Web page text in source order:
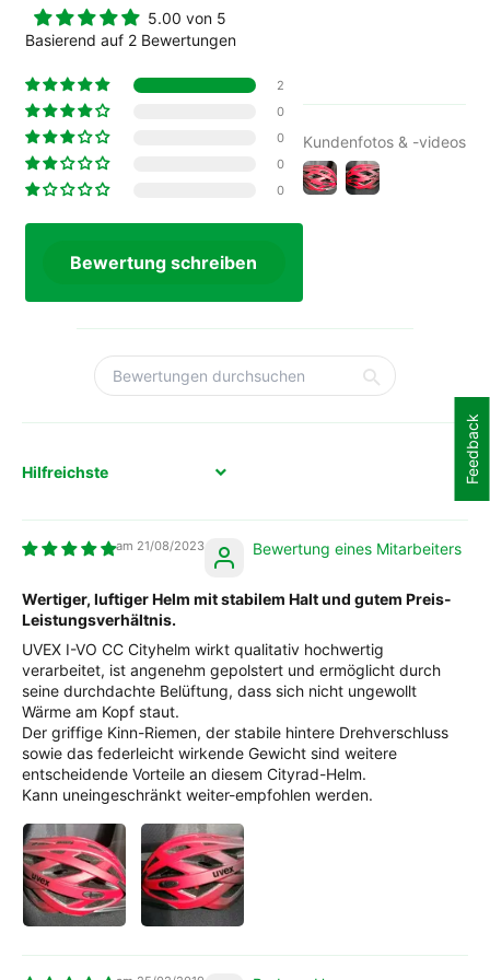
5.00 von 5
Basierend auf 2 Bewertungen
2
0
0
0
0
Bewertung schreiben
Kundenfotos & -videos
Sort by
21/08/2023 Bewertung eines Mitarbeiters
Wertiger, luftiger Helm mit stabilem Halt und gutem Preis-
Leistungsverhältnis.
UVEX I-VO CC Cityhelm wirkt qualitativ hochwertig
verarbeitet, ist angenehm gepolstert und ermöglicht durch
seine durchdachte Belüftung, dass sich nicht ungewollt
Wärme am Kopf staut.
Der griffige Kinn-Riemen, der stabile hintere Drehverschluss
sowie das federleicht wirkende Gewicht sind weitere
entscheidende Vorteile an diesem Cityrad-Helm.
Kann uneingeschränkt weiter-empfohlen werden.
Feedback